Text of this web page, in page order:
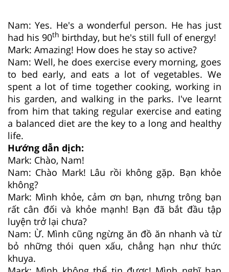
Nam: Yes. He's a wonderful person. He has just
had his 90th birthday, but he's still full of energy!
Mark: Amazing! How does he stay so active?
Nam: Well, he does exercise every morning, goes
to bed early, and eats a lot of vegetables. We
spent a lot of time together cooking, working in
his garden, and walking in the parks. I've learnt
from him that taking regular exercise and eating
a balanced diet are the key to a long and healthy
life.
Hướng dẫn dịch:
Mark: Chào, Nam!
Nam: Chào Mark! Lâu rồi không gặp. Bạn khỏe
không?
Mark: Mình khỏe, cảm ơn bạn, nhưng trông bạn
rất cân đối và khỏe mạnh! Bạn đã bắt đầu tập
luyện trở lại chưa?
Nam: Ừ. Mình cũng ngừng ăn đồ ăn nhanh và từ
bỏ những thói quen xấu, chẳng hạn như thức
khuya.